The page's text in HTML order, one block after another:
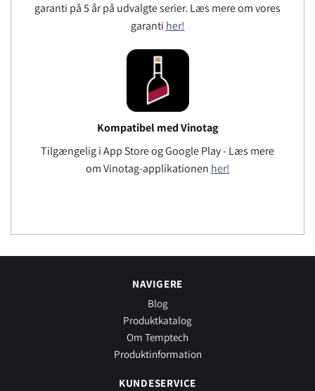
garanti på 5 år på udvalgte serier. Læs mere om vores
garanti her!
Kompatibel med Vinotag
Tilgængelig i App Store og Google Play - Læs mere
om Vinotag-applikationen her!
NAVIGERE
Blog
Produktkatalog
Om Temptech
Produktinformation
KUNDESERVICE